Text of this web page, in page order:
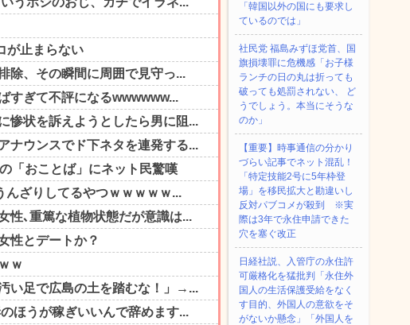
「韓国以外の国にも要求し
ているのでは」
社民党 福島みずほ党首、国
旗損壊罪に危機感「お子様
ランチの日の丸は折っても
破っても処罰されない、 ど
うでしょう。本当にそうな
のか」
【重要】時事通信の分かり
づらい記事でネット混乱！
「特定技能2号に5年枠登
場」を移民拡大と勘違いし
反対パブコメが殺到 ※実
際は3年で永住申請できた
穴を塞ぐ改正
日経社説、入管庁の永住許
可厳格化を猛批判「永住外
国人の生活保護受給をなく
す目的、外国人の意欲をそ
がないか懸念」「外国人を